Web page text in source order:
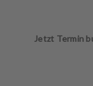
Jetzt Termin